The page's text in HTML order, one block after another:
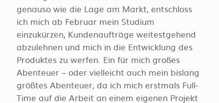
genauso wie die Lage am Markt, entschloss
ich mich ab Februar mein Studium
einzukürzen, Kundenaufträge weitestgehend
abzulehnen und mich in die Entwicklung des
Produktes zu werfen. Ein für mich großes
Abenteuer – oder vielleicht auch mein bislang
größtes Abenteuer, da ich mich erstmals Full-
Time auf die Arbeit an einem eigenen Projekt